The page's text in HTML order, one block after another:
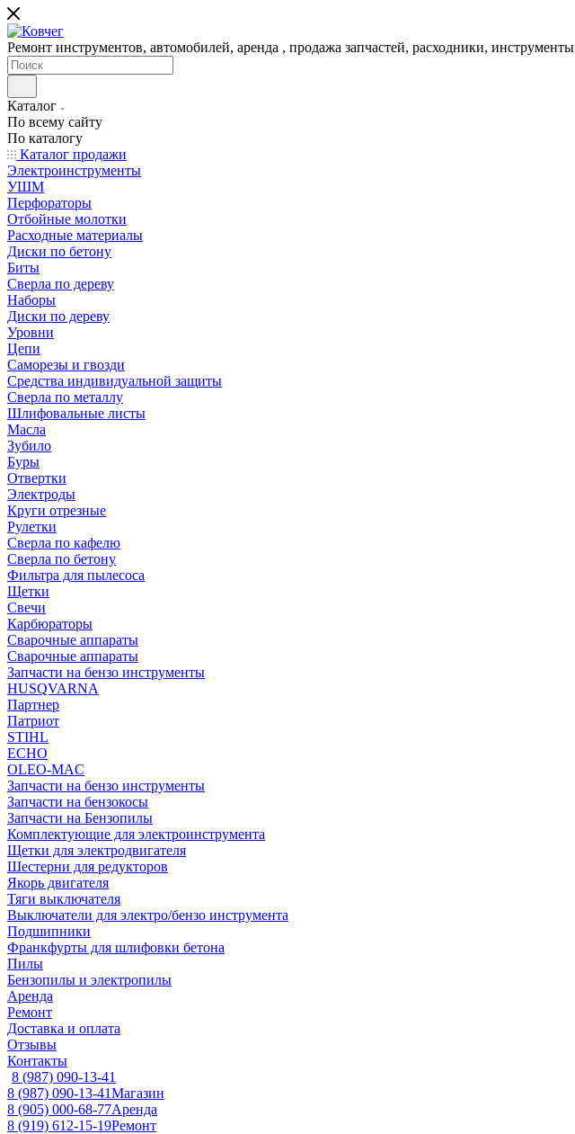
Ремонт инструментов, автомобилей, аренда , продажа запчастей, расходники, инструменты
Каталог
По всему сайту
По каталогу
Каталог продажи
Электроинструменты
УШМ
Перфораторы
Отбойные молотки
Расходные материалы
Диски по бетону
Биты
Сверла по дереву
Наборы
Диски по дереву
Уровни
Цепи
Саморезы и гвозди
Средства индивидуальной защиты
Сверла по металлу
Шлифовальные листы
Масла
Зубило
Буры
Отвертки
Электроды
Круги отрезные
Рулетки
Сверла по кафелю
Сверла по бетону
Фильтра для пылесоса
Щетки
Свечи
Карбюраторы
Сварочные аппараты
Сварочные аппараты
Запчасти на бензо инструменты
HUSQVARNA
Партнер
Патриот
STIHL
ECHO
OLEO-MAC
Запчасти на бензо инструменты
Запчасти на бензокосы
Запчасти на Бензопилы
Комплектующие для электроинструмента
Щетки для электродвигателя
Шестерни для редукторов
Якорь двигателя
Тяги выключателя
Выключатели для электро/бензо инструмента
Подшипники
Франкфурты для шлифовки бетона
Пилы
Бензопилы и электропилы
Аренда
Ремонт
Доставка и оплата
Отзывы
Контакты
8 (987) 090-13-41
8 (987) 090-13-41Магазин
8 (905) 000-68-77Аренда
8 (919) 612-15-19Ремонт